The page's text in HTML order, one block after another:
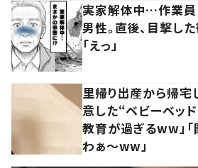
実家解体中…作業員
男性。直後、目撃し
「えっ」
里帰り出産から帰宅
意した“ベビーベッ
教育が過ぎるww」
わぁ～ww」